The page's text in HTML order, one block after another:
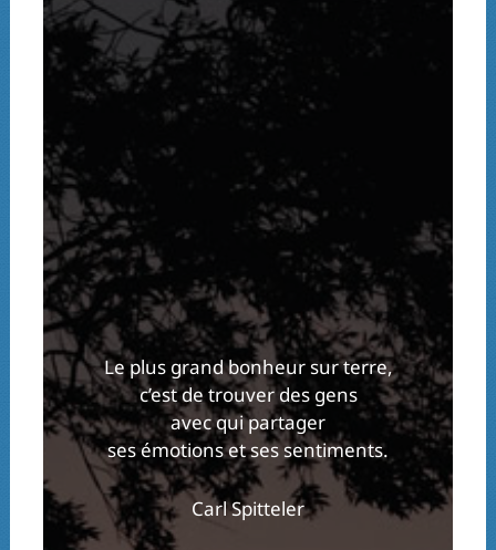
Le plus grand bonheur sur terre,
c’est de trouver des gens
avec qui partager
ses émotions et ses sentiments.
Carl Spitteler